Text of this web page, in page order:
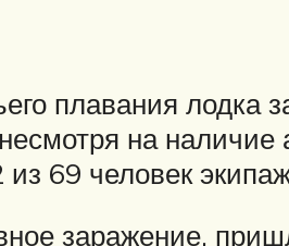
плавания лодка
на
69 человек
заражение,